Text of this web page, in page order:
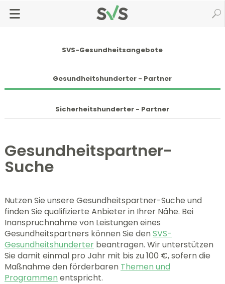
Seiteninhalt
springen
Navigation
springen
Startseite Gesundheitspartner
SVS-Gesundheitsangebote
Gesundheitshunderter - Partner
Sicherheitshunderter - Partner
Gesundheitspartner-
Suche
Nutzen Sie unsere Gesundheitspartner-Suche und
finden Sie qualifizierte Anbieter in Ihrer Nähe. Bei
Inanspruchnahme von Leistungen eines
Gesundheitspartners können Sie denSVS-
Gesundheitshunderterbeantragen. Wir unterstützen
Sie damit einmal pro Jahr mit bis zu 100 €, sofern die
Maßnahme den förderbaren Themen und
Programmen entspricht.